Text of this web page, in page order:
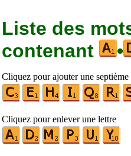
Liste des
contenant
•
Cliquez pour ajouter une septième
Cliquez pour enlever une lettre